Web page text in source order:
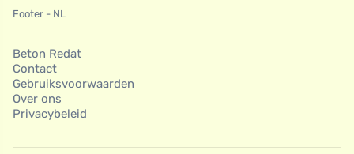
Footer - NL
Beton Redat
Contact
Gebruiksvoorwaarden
Over ons
Privacybeleid